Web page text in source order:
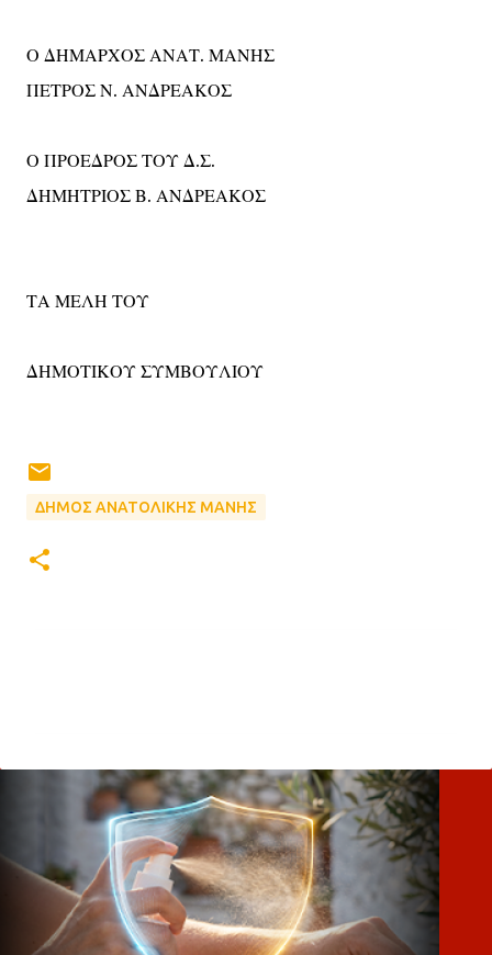
Ο ΔΗΜΑΡΧΟΣ ΑΝΑΤ. ΜΑΝΗΣ
ΠΕΤΡΟΣ Ν. ΑΝΔΡΕΑΚΟΣ
Ο ΠΡΟΕΔΡΟΣ ΤΟΥ Δ.Σ.
ΔΗΜΗΤΡΙΟΣ Β. ΑΝΔΡΕΑΚΟΣ
ΤΑ ΜΕΛΗ ΤΟΥ
ΔΗΜΟΤΙΚΟΥ ΣΥΜΒΟΥΛΙΟΥ
ΔΗΜΟΣ ΑΝΑΤΟΛΙΚΗΣ ΜΑΝΗΣ
λ